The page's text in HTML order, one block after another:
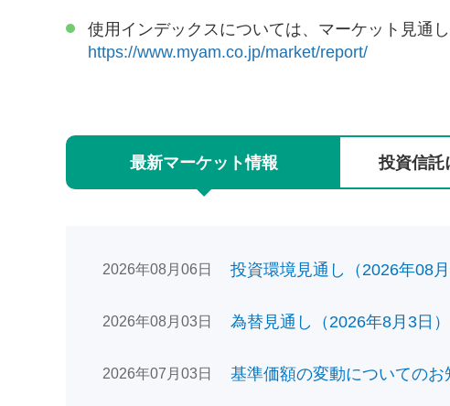
使用インデックスについては、マーケット見通
https://www.myam.co.jp/market/report/
最新マーケット情報 投資信託
2026年08月06日 投資環境見通し（2026年08
2026年08月03日 為替見通し（2026年8月3日）
2026年07月03日 基準価額の変動についてのお